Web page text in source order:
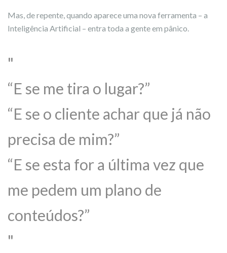
Mas, de repente, quando aparece uma nova ferramenta – a
Inteligência Artificial – entra toda a gente em pânico.
“E se me tira o lugar?”
“E se o cliente achar que já não
precisa de mim?”
“E se esta for a última vez que
me pedem um plano de
conteúdos?”